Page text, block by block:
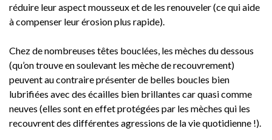
réduire leur aspect mousseux et de les renouveler (ce qui aide
à compenser leur érosion plus rapide).
Chez de nombreuses têtes bouclées, les mèches du dessous
(qu’on trouve en soulevant les mèche de recouvrement)
peuvent au contraire présenter de belles boucles bien
lubrifiées avec des écailles bien brillantes car quasi comme
neuves (elles sont en effet protégées par les mèches qui les
recouvrent des différentes agressions de la vie quotidienne !).